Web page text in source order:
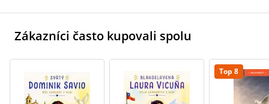
Zákazníci často kupovali spolu
Top 8